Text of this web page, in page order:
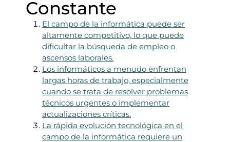
Constante
El campo de la informática puede ser
altamente competitivo, lo que puede
dificultar la búsqueda de empleo o
ascensos laborales.
Los informáticos a menudo enfrentan
largas horas de trabajo, especialmente
cuando se trata de resolver problemas
técnicos urgentes o implementar
actualizaciones críticas.
La rápida evolución tecnológica en el
campo de la informática requiere un